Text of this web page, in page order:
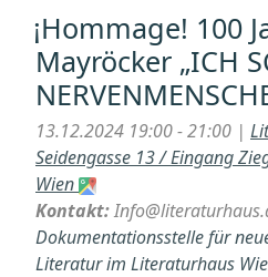
¡Hommage! 100
Mayröcker „ICH
13.12.2024 19:00 - 21:00 |
Seidengasse 13 / Eingang
Wien
Kontakt:
Dokumentationsstelle für
Literatur im Literaturhaus